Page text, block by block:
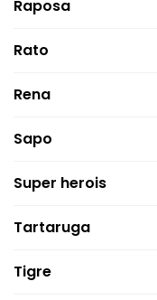
Raposa
Rato
Rena
Sapo
Super herois
Tartaruga
Tigre